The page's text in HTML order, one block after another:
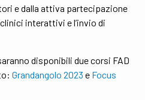
e dalla attiva partecipazione
interattivi e l’invio di
disponibili due corsi FAD
Grandangolo 2023 e Focus